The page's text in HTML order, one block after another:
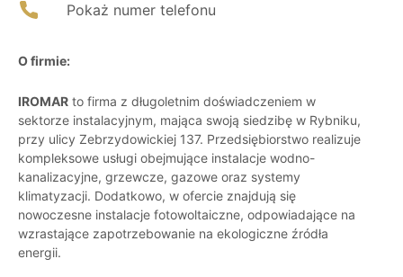
Pokaż numer telefonu
O firmie:
IROMAR to firma z długoletnim doświadczeniem w
sektorze instalacyjnym, mająca swoją siedzibę w Rybniku,
przy ulicy Zebrzydowickiej 137. Przedsiębiorstwo realizuje
kompleksowe usługi obejmujące instalacje wodno-
kanalizacyjne, grzewcze, gazowe oraz systemy
klimatyzacji. Dodatkowo, w ofercie znajdują się
nowoczesne instalacje fotowoltaiczne, odpowiadające na
wzrastające zapotrzebowanie na ekologiczne źródła
energii.